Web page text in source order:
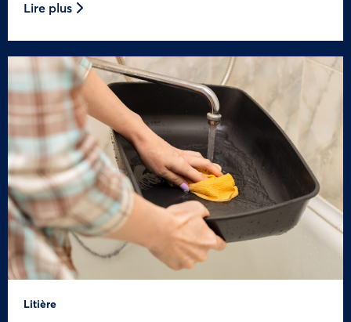
Lire plus
Litière